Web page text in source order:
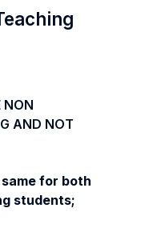
NON
AND NOT
for both
students;